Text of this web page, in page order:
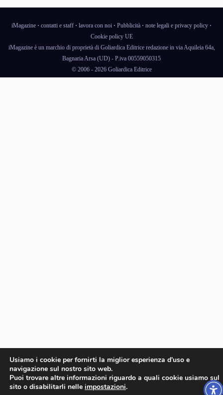
iMagazine · contatti e staff · lavora con noi · Pubblicità · note legali e privacy policy ·
Cookie policy UE
iMagazine è un marchio di proprietà di Goliardica Editrice redazione in via Aquileia 64a,
Bagnaria Arsa (UD) - P.iva 00559050315
© 2006 - 2026 Goliardica Editrice
Usiamo i cookie per fornirti la miglior esperienza d'uso e
navigazione sul nostro sito web.
Puoi trovare altre informazioni riguardo a quali cookie usiamo sul
sito o disabilitarli nelle impostazioni.